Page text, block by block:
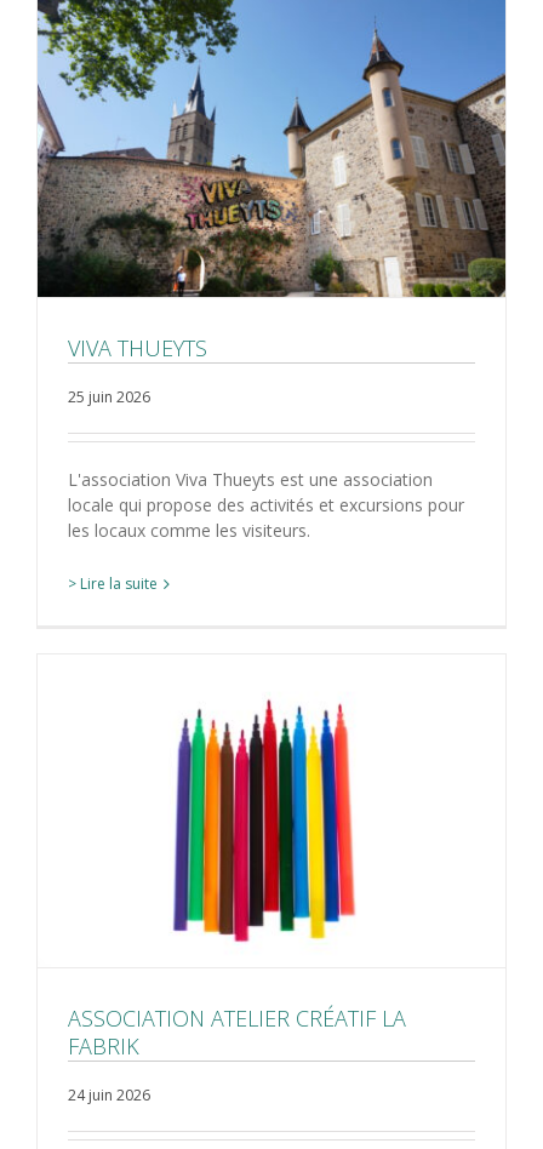
VIVA THUEYTS
25 juin 2026
L'association Viva Thueyts est une association
locale qui propose des activités et excursions pour
les locaux comme les visiteurs.
> Lire la suite
ASSOCIATION ATELIER CRÉATIF LA
FABRIK
24 juin 2026